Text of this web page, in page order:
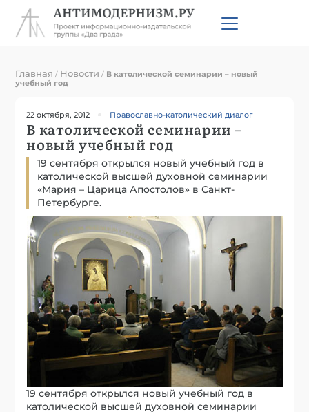
Главная / Новости / В католической семинарии – новый
учебный год
22 октября, 2012 Православно-католический диалог
В католической семинарии –
новый учебный год
19 сентября открылся новый учебный год в
католической высшей духовной семинарии
«Мария – Царица Апостолов» в Санкт-
Петербурге.
19 сентября открылся новый учебный год в
католической высшей духовной семинарии